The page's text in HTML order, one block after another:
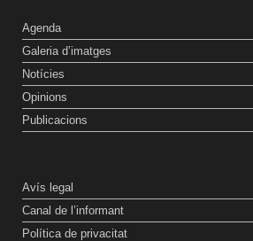
Agenda
Galeria d’imatges
Notícies
Opinions
Publicacions
Avís legal
Canal de l’informant
Política de privacitat